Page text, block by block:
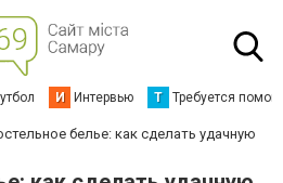
И Интервью Т Требуется
белье: как сделать удачную